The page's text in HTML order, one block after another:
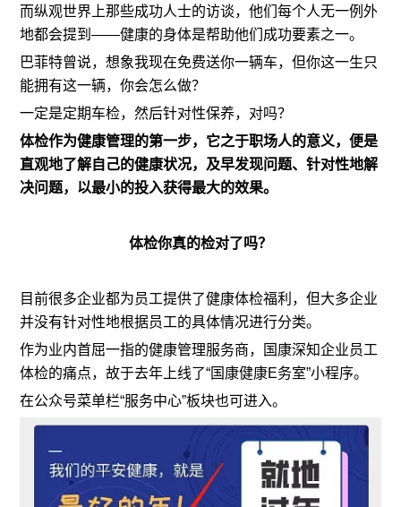
而纵观世界上那些成功人士的访谈，他们每个人无一例外
地都会提到——健康的身体是帮助他们成功要素之一。
巴菲特曾说，想象我现在免费送你一辆车，但你这一生只
能拥有这一辆，你会怎么做？
一定是定期车检，然后针对性保养，对吗？
体检作为健康管理的第一步，它之于职场人的意义，便是
直观地了解自己的健康状况，及早发现问题、针对性地解
决问题，以最小的投入获得最大的效果。
体检你真的检对了吗？
目前很多企业都为员工提供了健康体检福利，但大多企业
并没有针对性地根据员工的具体情况进行分类。
作为业内首屈一指的健康管理服务商，国康深知企业员工
体检的痛点，故于去年上线了“国康健康E务室”小程序。
在公众号菜单栏“服务中心”板块也可进入。